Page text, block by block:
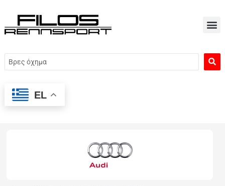
περιεχόμενο
Search
...
EL